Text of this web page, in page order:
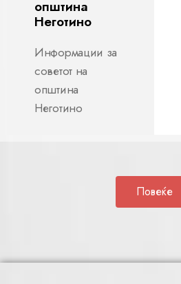
општина
Неготино
Информации за
советот на
општина
Неготино
Повеќе